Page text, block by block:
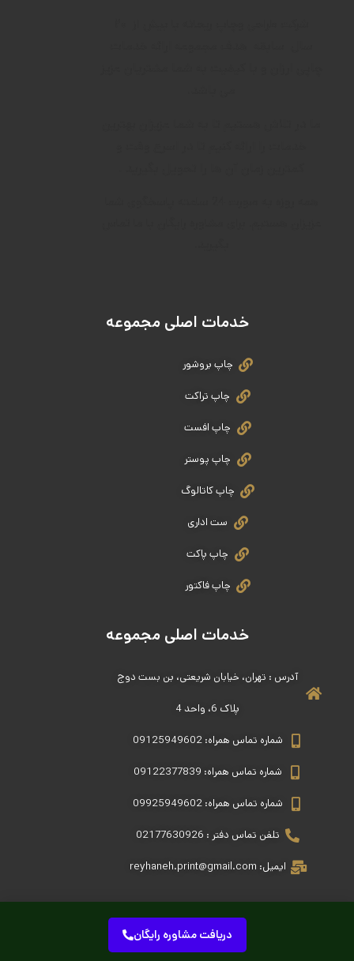
دریافت مشاوره رایگان
خدمات اصلی مجموعه
چاپ بروشور
چاپ تراکت
چاپ افست
چاپ پوستر
چاپ کاتالوگ
ست اداری
چاپ پاکت
چاپ فاکتور
خدمات اصلی مجموعه
آدرس : تهران، خیابان شریعتی، بن بست دوج
پلاک 6، واحد 4
شماره تماس همراه: 09125949602
شماره تماس همراه: 09122377839
شماره تماس همراه: 09925949602
تلفن تماس دفتر : 02177630926
ایمیل: reyhaneh.print@gmail.com